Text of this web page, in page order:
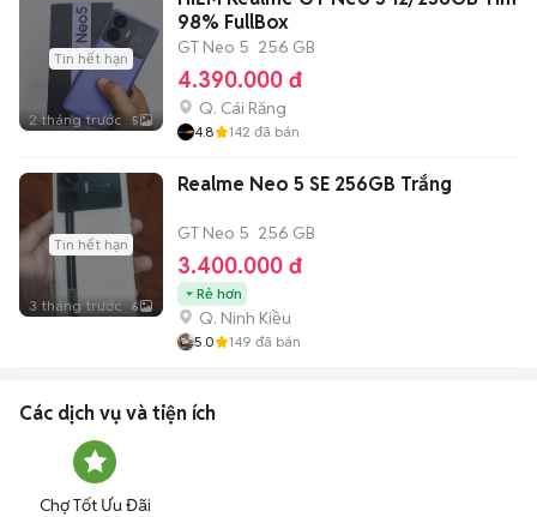
Tin hết hạn
2 tháng trước 5
98% FullBox
GT Neo 5 256 GB
4.390.000 đ
Q. Cái Răng
4.8 142 đã bán
Tin hết hạn
3 tháng trước 6
Realme Neo 5 SE 256GB Trắng
GT Neo 5 256 GB
3.400.000 đ
Rẻ hơn
Q. Ninh Kiều
5.0 149 đã bán
Các dịch vụ và tiện ích
Chợ Tốt Ưu Đãi